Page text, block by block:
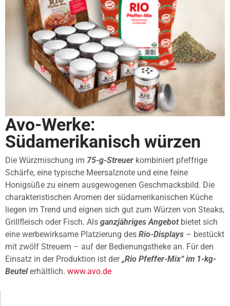
Avo-Werke:
Südamerikanisch würzen
Die Würzmischung im 75-g-Streuer kombiniert pfeffrige
Schärfe, eine typische Meersalznote und eine feine
Honigsüße zu einem ausgewogenen Geschmacksbild. Die
charakteristischen Aromen der südamerikanischen Küche
liegen im Trend und eignen sich gut zum Würzen von Steaks,
Grillfleisch oder Fisch. Als ganzjähriges Angebotbietet sich
eine werbewirksame Platzierung des Rio-Displays – bestückt
mit zwölf Streuern – auf der Bedienungstheke an. Für den
Einsatz in der Produktion ist der„Rio Pfeffer-Mix“ im 1-kg-
Beutelerhältlich. www.avo.de